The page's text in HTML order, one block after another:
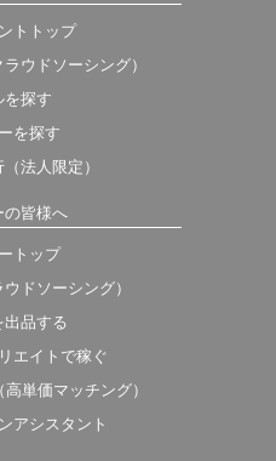
トトップ
ウドソーシング）
を探す
を探す
法人限定）
の皆様へ
トップ
ドソーシング）
出品する
エイトで稼ぐ
単価マッチング）
アシスタント